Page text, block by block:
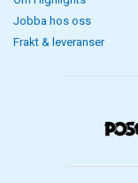
Jobba hos oss
Frakt & leveranser